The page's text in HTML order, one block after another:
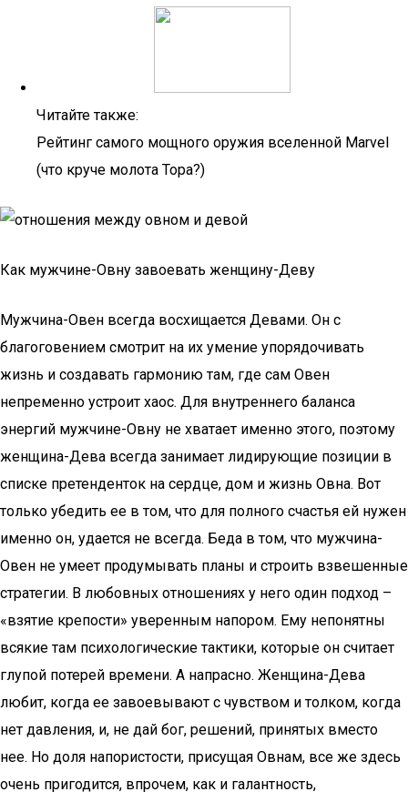
Читайте также:
Рейтинг самого мощного оружия вселенной Marvel
(что круче молота Тора?)
Как мужчине-Овну завоевать женщину-Деву
Мужчина-Овен всегда восхищается Девами. Он с
благоговением смотрит на их умение упорядочивать
жизнь и создавать гармонию там, где сам Овен
непременно устроит хаос. Для внутреннего баланса
энергий мужчине-Овну не хватает именно этого, поэтому
женщина-Дева всегда занимает лидирующие позиции в
списке претенденток на сердце, дом и жизнь Овна. Вот
только убедить ее в том, что для полного счастья ей нужен
именно он, удается не всегда. Беда в том, что мужчина-
Овен не умеет продумывать планы и строить взвешенные
стратегии. В любовных отношениях у него один подход –
«взятие крепости» уверенным напором. Ему непонятны
всякие там психологические тактики, которые он считает
глупой потерей времени. А напрасно. Женщина-Дева
любит, когда ее завоевывают с чувством и толком, когда
нет давления, и, не дай бог, решений, принятых вместо
нее. Но доля напористости, присущая Овнам, все же здесь
очень пригодится, впрочем, как и галантность,